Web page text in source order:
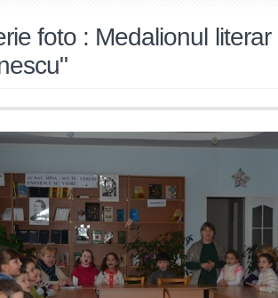
foto : Medalionul